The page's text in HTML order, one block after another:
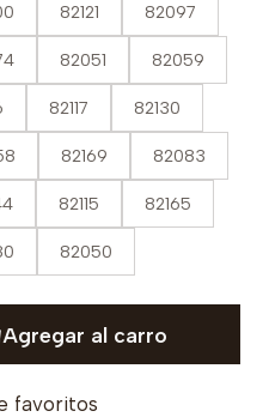
82121 82097
82051 82059
82117 82130
82169 82083
82115 82165
82050
Agregar al carro
favoritos